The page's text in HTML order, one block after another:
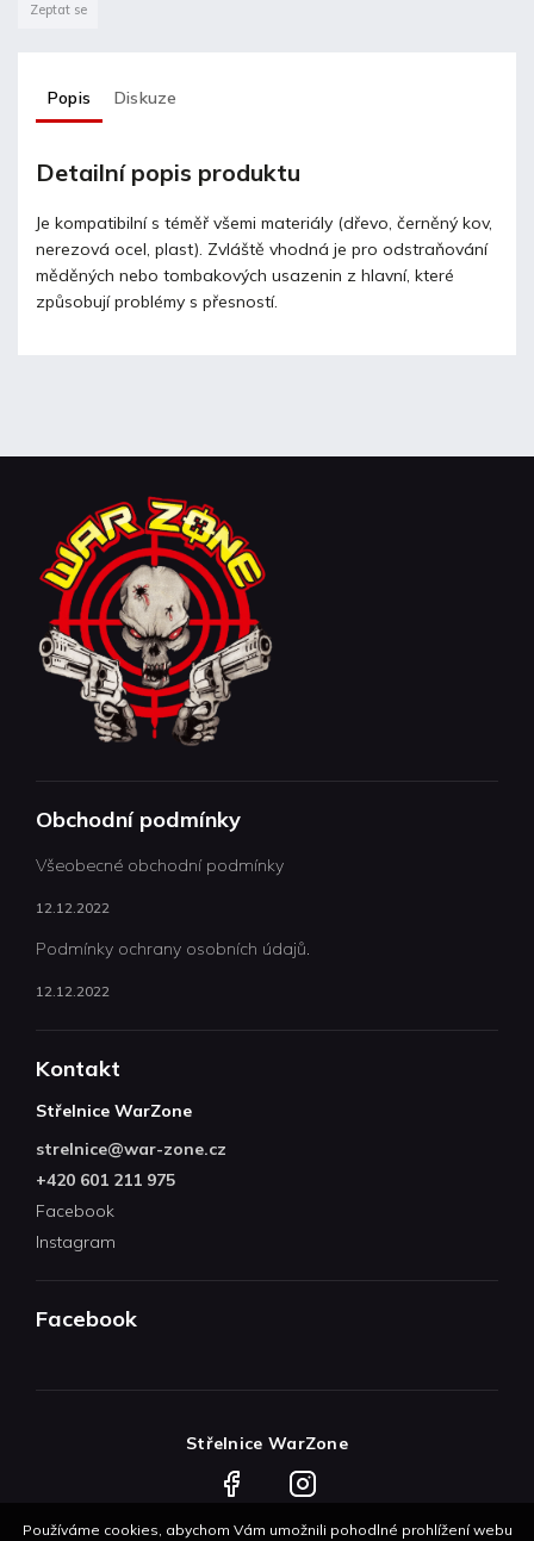
Používáme cookies, abychom Vám umožnili pohodlné prohlížení webu
Zeptat se
Popis Diskuze
Detailní popis produktu
Je kompatibilní s téměř všemi materiály (dřevo, černěný kov,
nerezová ocel, plast). Zvláště vhodná je pro odstraňování
měděných nebo tombakových usazenin z hlavní, které
způsobují problémy s přesností.
Obchodní podmínky
Všeobecné obchodní podmínky
12.12.2022
Podmínky ochrany osobních údajů.
12.12.2022
Kontakt
Střelnice WarZone
strelnice@war-zone.cz
+420 601 211 975
Facebook
Instagram
Facebook
Střelnice WarZone
FacebookInstagram